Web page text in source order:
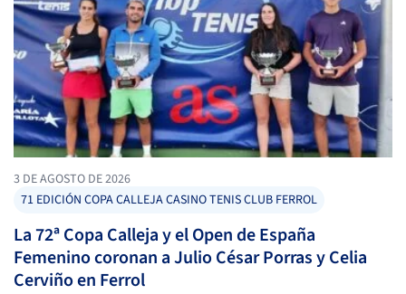
3 DE AGOSTO DE 2026
71 EDICIÓN COPA CALLEJA CASINO TENIS CLUB FERROL
La 72ª Copa Calleja y el Open de España
Femenino coronan a Julio César Porras y Celia
Cerviño en Ferrol